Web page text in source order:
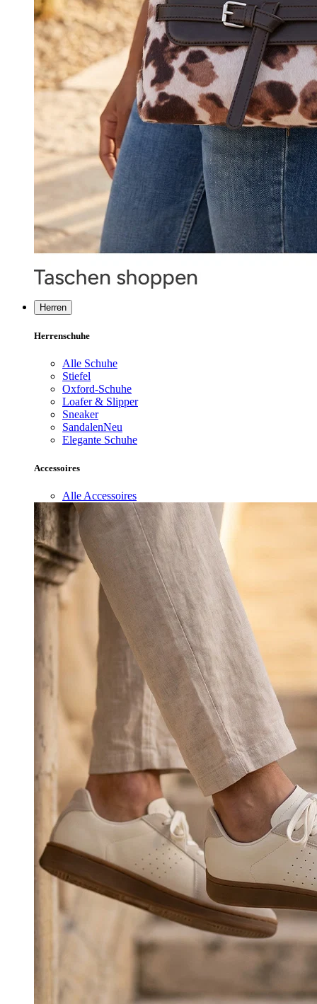
Herren
Herrenschuhe
Alle Schuhe
Stiefel
Oxford-Schuhe
Loafer & Slipper
Sneaker
SandalenNeu
Elegante Schuhe
Accessoires
Alle Accessoires